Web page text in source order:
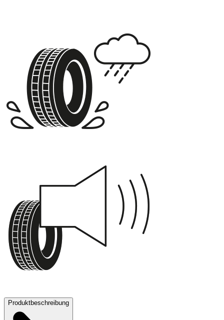
Produktbeschreibung